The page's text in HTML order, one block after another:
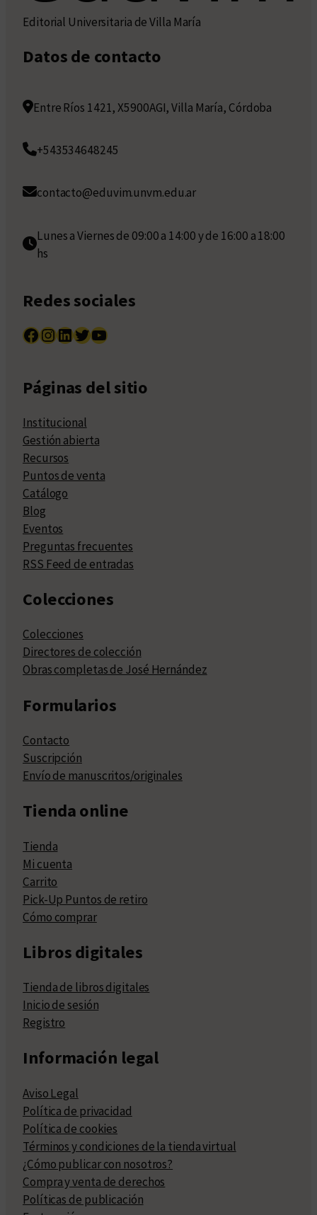
Editorial Universitaria de Villa María
Datos de contacto
Entre Ríos 1421, X5900AGI, Villa María, Córdoba
+543534648245
contacto@eduvim.unvm.edu.ar
Lunes a Viernes de 09:00 a 14:00 y de 16:00 a 18:00
hs
Redes sociales
Facebook InstagramLinkedIn Twitter YouTube
Páginas del sitio
Institucional
Gestión abierta
Recursos
Puntos de venta
Catálogo
Blog
Eventos
Preguntas frecuentes
RSS Feed de entradas
Colecciones
Colecciones
Directores de colección
Obras completas de José Hernández
Formularios
Contacto
Suscripción
Envío de manuscritos/originales
Tienda online
Tienda
Mi cuenta
Carrito
Pick-Up Puntos de retiro
Cómo comprar
Libros digitales
Tienda de libros digitales
Inicio de sesión
Registro
Información legal
Aviso Legal
Política de privacidad
Política de cookies
Términos y condiciones de la tienda virtual
¿Cómo publicar con nosotros?
Compra y venta de derechos
Políticas de publicación